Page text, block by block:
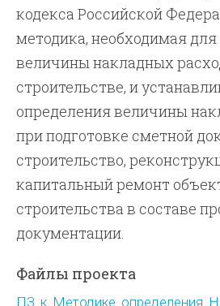
кодекса Российской
методика, необходимая
величины накладных
строительстве, и
определения величины
при подготовке сметной
строительство,
капитальный ремонт
строительства в составе
документации.
Файлы проекта